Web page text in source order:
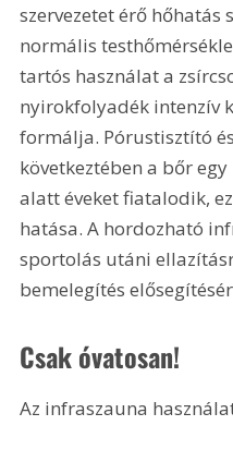
szervezetet érő hőhatás
normális
tartós használat a
nyirokfolyadék intenzív
formálja. Pórustisztító
következtében a bőr
alatt éveket fiatalodik,
hatása. A hordozható
sportolás utáni
bemelegítés
Csak óvatosan!
Az infraszauna